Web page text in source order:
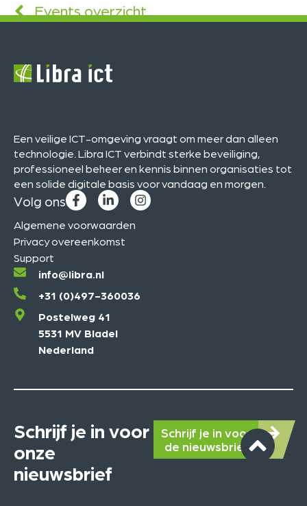
Events overzicht
Een veilige ICT-omgeving vraagt om meer dan alleen
technologie. Libra ICT verbindt sterke beveiliging,
professioneel beheer en kennis binnen organisaties tot
een solide digitale basis voor vandaag en morgen.
Volg ons
Algemene voorwaarden
Privacy overeenkomst
Support
info@libra.nl
+31 (0)497-360036
Postelweg 41
5531 MV Bladel
Nederland
Schrijf je in voor
onze
nieuwsbrief
Schrijf je in voor
de nieuwsbrief